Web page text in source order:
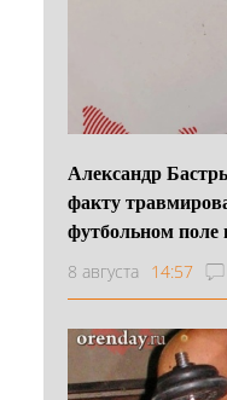
Александр
факту
футбольном поле
8 августа 14:57